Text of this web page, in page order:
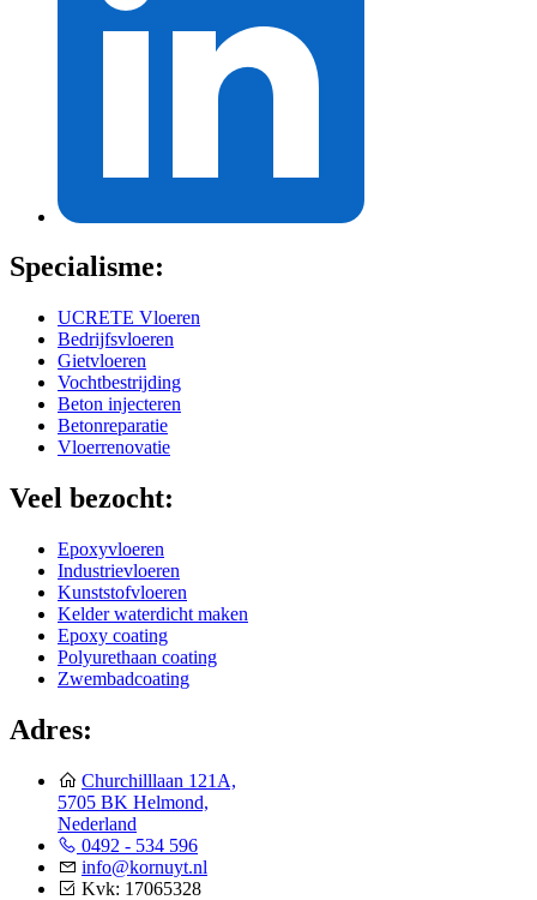
Specialisme:
UCRETE Vloeren
Bedrijfsvloeren
Gietvloeren
Vochtbestrijding
Beton injecteren
Betonreparatie
Vloerrenovatie
Veel bezocht:
Epoxyvloeren
Industrievloeren
Kunststofvloeren
Kelder waterdicht maken
Epoxy coating
Polyurethaan coating
Zwembadcoating
Adres:
Churchilllaan 121A,
5705 BK Helmond,
Nederland
0492 - 534 596
info@kornuyt.nl
Kvk: 17065328